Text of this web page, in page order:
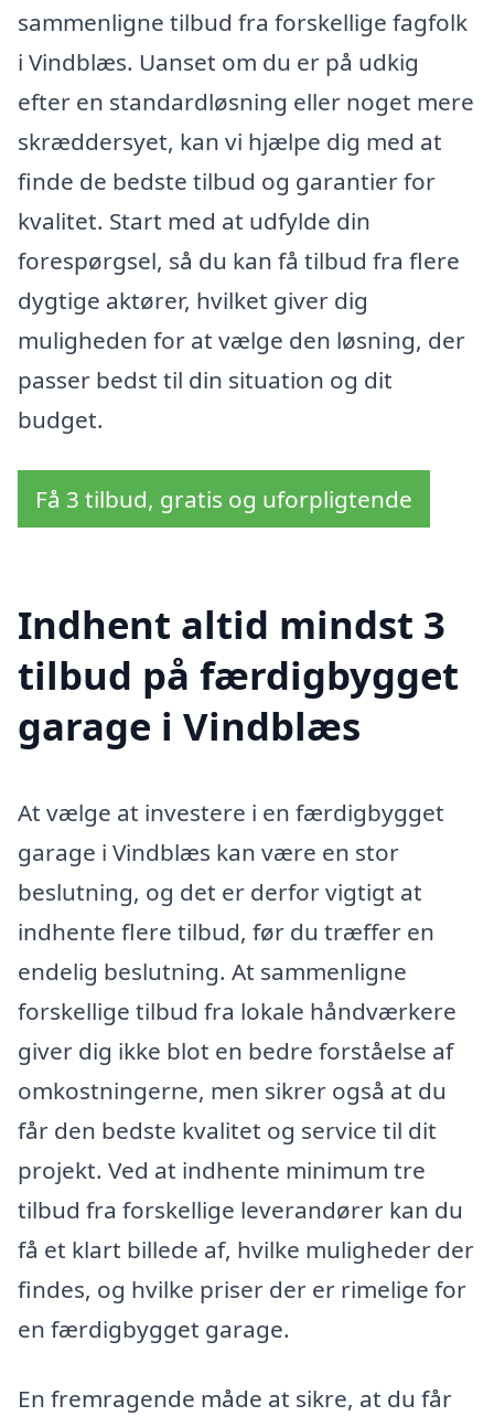
sammenligne tilbud fra forskellige fagfolk
i Vindblæs. Uanset om du er på udkig
efter en standardløsning eller noget mere
skræddersyet, kan vi hjælpe dig med at
finde de bedste tilbud og garantier for
kvalitet. Start med at udfylde din
forespørgsel, så du kan få tilbud fra flere
dygtige aktører, hvilket giver dig
muligheden for at vælge den løsning, der
passer bedst til din situation og dit
budget.
Få 3 tilbud, gratis og uforpligtende
Indhent altid mindst 3
tilbud på færdigbygget
garage i Vindblæs
At vælge at investere i en færdigbygget
garage i Vindblæs kan være en stor
beslutning, og det er derfor vigtigt at
indhente flere tilbud, før du træffer en
endelig beslutning. At sammenligne
forskellige tilbud fra lokale håndværkere
giver dig ikke blot en bedre forståelse af
omkostningerne, men sikrer også at du
får den bedste kvalitet og service til dit
projekt. Ved at indhente minimum tre
tilbud fra forskellige leverandører kan du
få et klart billede af, hvilke muligheder der
findes, og hvilke priser der er rimelige for
en færdigbygget garage.
En fremragende måde at sikre, at du får